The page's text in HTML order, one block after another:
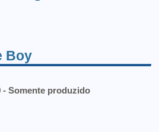
Boy
- Somente produzido